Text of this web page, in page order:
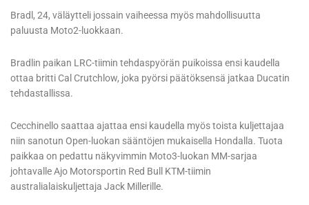
Bradl, 24, väläytteli jossain vaiheessa myös mahdollisuutta
paluusta Moto2-luokkaan.
Bradlin paikan LRC-tiimin tehdaspyörän puikoissa ensi kaudella
ottaa britti Cal Crutchlow, joka pyörsi päätöksensä jatkaa Ducatin
tehdastallissa.
Cecchinello saattaa ajattaa ensi kaudella myös toista kuljettajaa
niin sanotun Open-luokan sääntöjen mukaisella Hondalla. Tuota
paikkaa on pedattu näkyvimmin Moto3-luokan MM-sarjaa
johtavalle Ajo Motorsportin Red Bull KTM-tiimin
australialaiskuljettaja Jack Millerille.